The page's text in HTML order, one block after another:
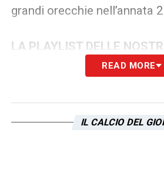
grandi orecchie nell’annata
LA PLAYLIST DELLE
READ MORE
IL CALCIO DEL